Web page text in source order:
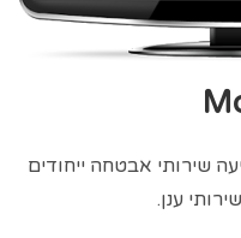
שירותי אבטחה ייחודים
ענן.